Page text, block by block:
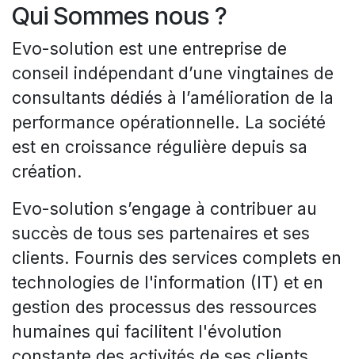
Qui Sommes nous ?
Evo-solution est une entreprise de
conseil indépendant d’une vingtaines de
consultants dédiés à l’amélioration de la
performance opérationnelle. La société
est en croissance régulière depuis sa
création.
Evo-solution s’engage à contribuer au
succès de tous ses partenaires et ses
clients. Fournis des services complets en
technologies de l'information (IT) et en
gestion des processus des ressources
humaines qui facilitent l'évolution